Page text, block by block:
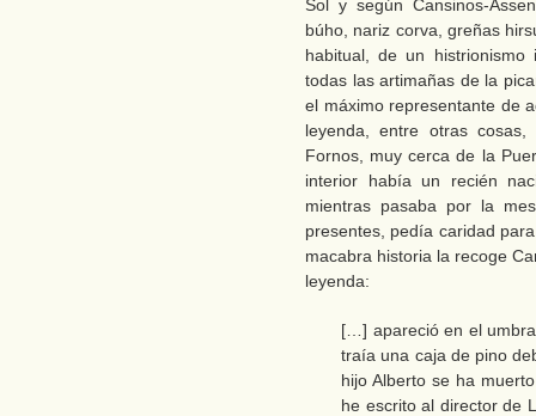
Sol y según Cansinos-
búho, nariz corva, greñas
habitual, de un
todas las artimañas de la
el máximo representante de
leyenda, entre otras
Fornos, muy cerca de la
interior había un recién
mientras pasaba por la
presentes, pedía caridad
macabra historia la recoge
leyenda:
[…] apareció en el
traía una caja de pino
hijo Alberto se ha
he escrito al director de